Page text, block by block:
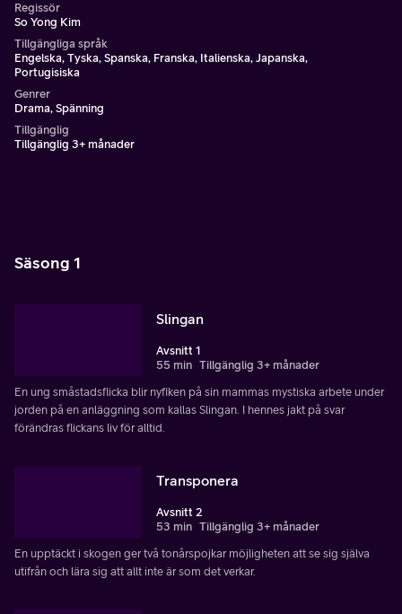
Regissör
So Yong Kim
Tillgängliga språk
Engelska, Tyska, Spanska, Franska, Italienska, Japanska,
Portugisiska
Genrer
Drama, Spänning
Tillgänglig
Tillgänglig 3+ månader
Säsong 1
Slingan
Avsnitt 1
55 min Tillgänglig 3+ månader
En ung småstadsflicka blir nyfiken på sin mammas mystiska arbete under
jorden på en anläggning som kallas Slingan. I hennes jakt på svar
förändras flickans liv för alltid.
Transponera
Avsnitt 2
53 min Tillgänglig 3+ månader
En upptäckt i skogen ger två tonårspojkar möjligheten att se sig själva
utifrån och lära sig att allt inte är som det verkar.